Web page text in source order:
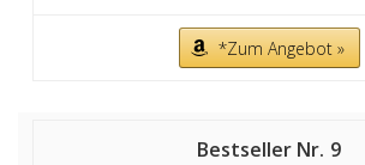
*Zum Angebot »
9